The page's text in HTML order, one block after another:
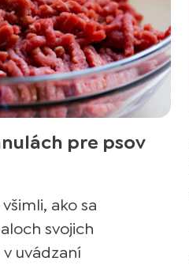
pre psov
ako sa
svojich
uvádzaní